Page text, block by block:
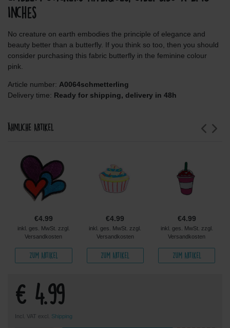
Inches
No creature on earth embodies the principle of elegance and
beauty better than a butterfly. If you think so too, then you should
consider purchasing this fabric butterfly in the feminine colour
pink.
Article number: A0064schmetterling
Delivery time: Ready for shipping, delivery in 48h
Ähnliche Artikel
€4.99
inkl. ges. MwSt. zzgl.
Versandkosten
Zum Artikel
€4.99
inkl. ges. MwSt. zzgl.
Versandkosten
Zum Artikel
€4.99
inkl. ges. MwSt. zzgl.
Versandkosten
Zum Artikel
€ 4.99
Incl. VAT excl. Shipping